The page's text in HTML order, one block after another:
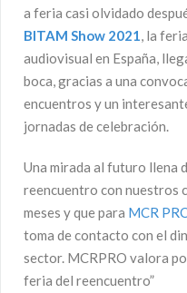
a feria casi olvidado
BITAM Show 2021, la
audiovisual en España,
boca, gracias a una
encuentros y un
jornadas de celebración.
Una mirada al futuro llena
reencuentro con nuestros
meses y que para MCR
toma de contacto con el
sector. MCRPRO valora
feria del reencuentro”